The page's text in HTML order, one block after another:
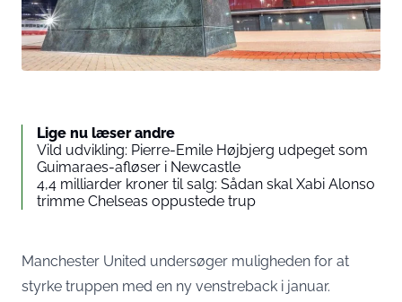
Lige nu læser andre
Vild udvikling: Pierre-Emile Højbjerg udpeget som
Guimaraes-afløser i Newcastle
4,4 milliarder kroner til salg: Sådan skal Xabi Alonso
trimme Chelseas oppustede trup
Manchester United undersøger muligheden for at
styrke truppen med en ny venstreback i januar.